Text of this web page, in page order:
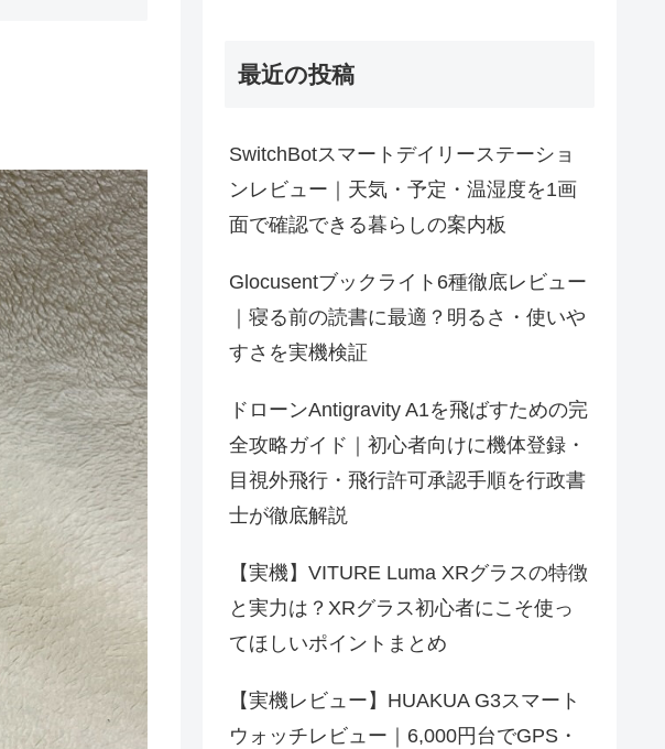
最近の投稿
SwitchBotスマートデイリーステーショ
ンレビュー｜天気・予定・温湿度を1画
面で確認できる暮らしの案内板
Glocusentブックライト6種徹底レビュー
｜寝る前の読書に最適？明るさ・使いや
すさを実機検証
ドローンAntigravity A1を飛ばすための完
全攻略ガイド｜初心者向けに機体登録・
目視外飛行・飛行許可承認手順を行政書
士が徹底解説
【実機】VITURE Luma XRグラスの特徴
と実力は？XRグラス初心者にこそ使っ
てほしいポイントまとめ
【実機レビュー】HUAKUA G3スマート
ウォッチレビュー｜6,000円台でGPS・